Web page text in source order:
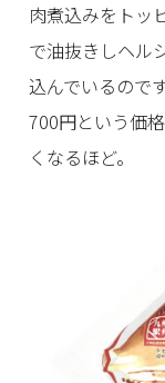
肉煮込みをトッ
で油抜きしヘル
込んでいるので
700円という価
くなるほど。